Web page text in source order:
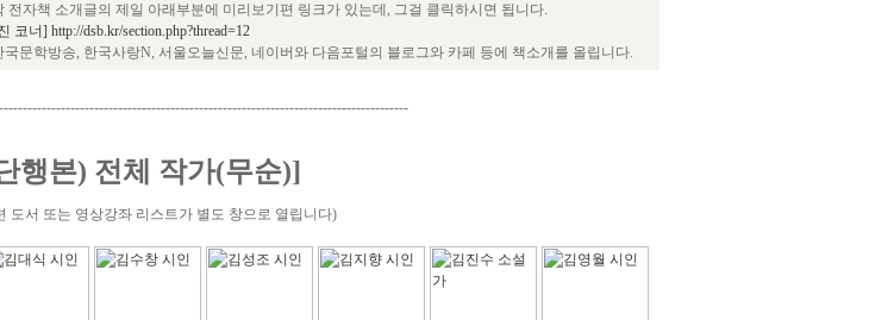
자책 소개글의 제일 아래부분에 미리보기편 링크가 있는데, 그걸 클릭하시면 됩니다.
코너] http://dsb.kr/section.php?thread=12
문학방송, 한국사랑N, 서울오늘신문, 네이버와 다음포털의 블로그와 카페 등에 책소개를 올립니다.
행본) 전체 작가(무순)]
도서 또는 영상강좌 리스트가 별도 창으로 열립니다)